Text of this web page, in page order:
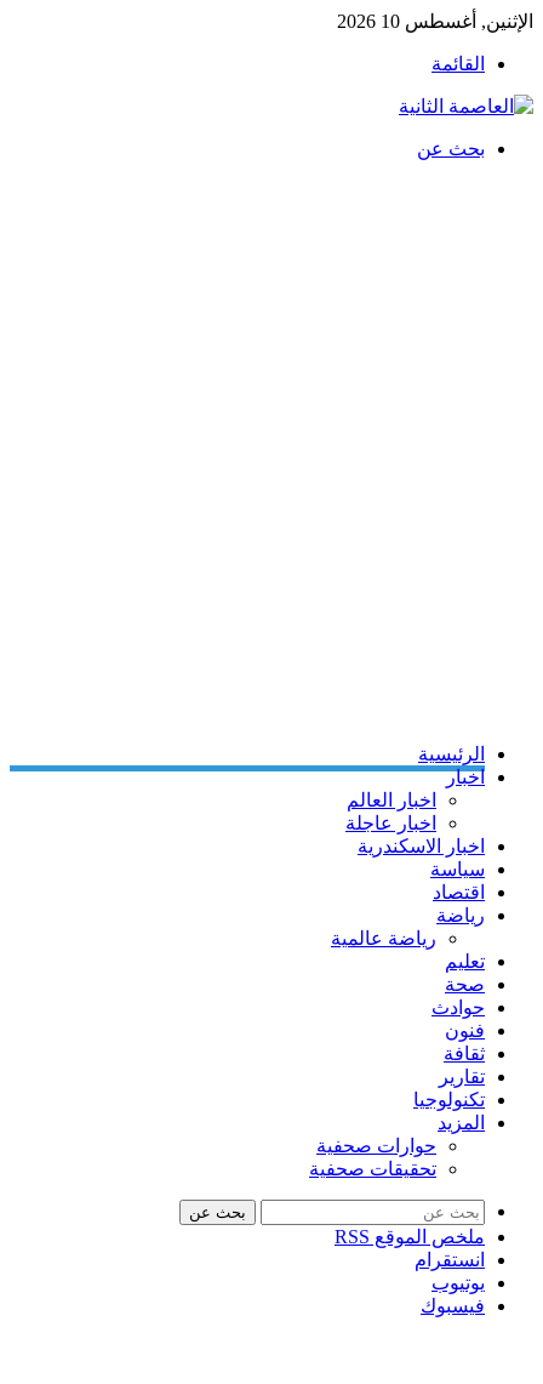
الإثنين, أغسطس 10 2026
القائمة
بحث عن
الرئيسية
اخبار
اخبار العالم
اخبار عاجلة
اخبار الاسكندرية
سياسة
اقتصاد
رياضة
رياضة عالمية
تعليم
صحة
حوادث
فنون
ثقافة
تقارير
تكنولوجيا
المزيد
حوارات صحفية
تحقيقات صحفية
بحث عن
ملخص الموقع RSS
انستقرام
يوتيوب
فيسبوك